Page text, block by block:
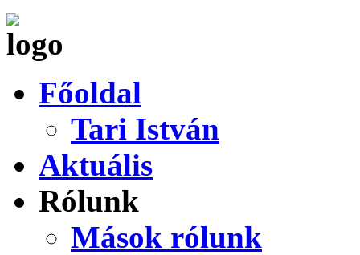
Főoldal
Tari István
Aktuális
Rólunk
Mások rólunk